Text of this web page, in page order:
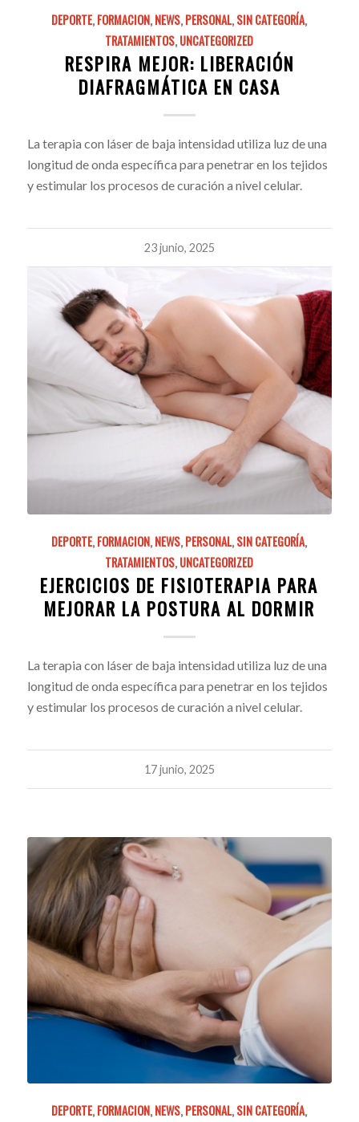
DEPORTE,FORMACION,NEWS,PERSONAL,SIN CATEGORÍA,
TRATAMIENTOS,UNCATEGORIZED
RESPIRA MEJOR: LIBERACIÓN
DIAFRAGMÁTICA EN CASA
La terapia con láser de baja intensidad utiliza luz de una
longitud de onda específica para penetrar en los tejidos
y estimular los procesos de curación a nivel celular.
23 junio, 2025
DEPORTE,FORMACION,NEWS,PERSONAL,SIN CATEGORÍA,
TRATAMIENTOS,UNCATEGORIZED
EJERCICIOS DE FISIOTERAPIA PARA
MEJORAR LA POSTURA AL DORMIR
La terapia con láser de baja intensidad utiliza luz de una
longitud de onda específica para penetrar en los tejidos
y estimular los procesos de curación a nivel celular.
17 junio, 2025
DEPORTE,FORMACION,NEWS,PERSONAL,SIN CATEGORÍA,